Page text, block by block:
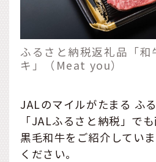
ふるさと納税返礼品「和
キ」（Meat you）
JALのマイルがたまる ふ
「JALふるさと納税」で
黒毛和牛をご紹介してい
ください。